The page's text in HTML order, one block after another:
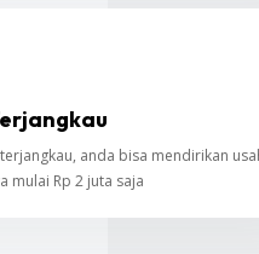
anda bisa mendirikan
mulai Rp 2 juta saja